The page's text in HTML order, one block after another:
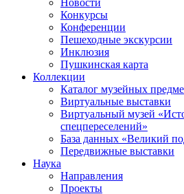
Новости
Конкурсы
Конференции
Пешеходные экскурсии
Инклюзия
Пушкинская карта
Коллекции
Каталог музейных
Виртуальные выставки
Виртуальный музей
спецпереселений»
База данных «Великий
Передвижные выставки
Наука
Направления
Проекты